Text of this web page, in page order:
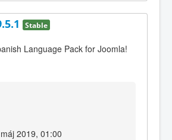
Stable
Language Pack for Joomla!
2019, 01:00